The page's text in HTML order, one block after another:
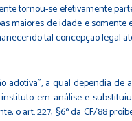
tornou-se efetivamente
maiores de idade e
tal concepção legal
a qual dependia
em análise e
o art. 227, §6º da CF/88